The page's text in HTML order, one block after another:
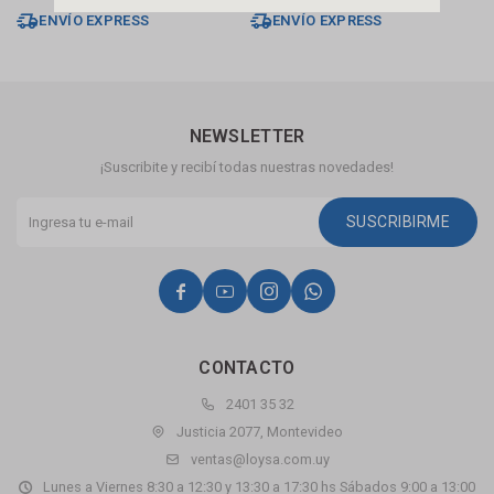
ENVÍO EXPRESS ENVÍO EXPRESS
CONTACTO
2401 35 32
Justicia 2077, Montevideo
ventas@loysa.com.uy
Lunes a Viernes 8:30 a 12:30 y 13:30 a 17:30 hs Sábados 9:00 a 13:00
NEWSLETTER
¡Suscribite y recibí todas nuestras novedades!
SUSCRIBIRME
   